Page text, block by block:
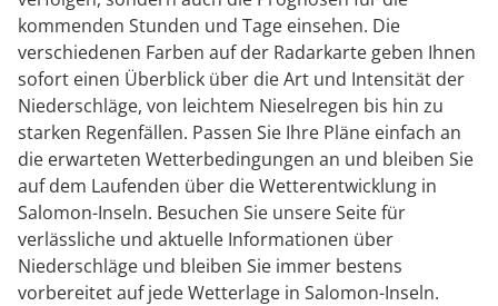
kommenden Stunden und Tage einsehen. Die
verschiedenen Farben auf der Radarkarte geben Ihnen
sofort einen Überblick über die Art und Intensität der
Niederschläge, von leichtem Nieselregen bis hin zu
starken Regenfällen. Passen Sie Ihre Pläne einfach an
die erwarteten Wetterbedingungen an und bleiben Sie
auf dem Laufenden über die Wetterentwicklung in
Salomon-Inseln. Besuchen Sie unsere Seite für
verlässliche und aktuelle Informationen über
Niederschläge und bleiben Sie immer bestens
vorbereitet auf jede Wetterlage in Salomon-Inseln.